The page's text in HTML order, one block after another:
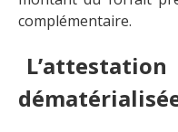
complémentaire.